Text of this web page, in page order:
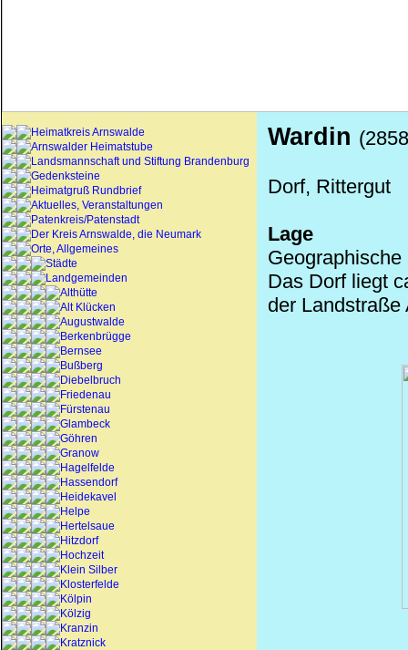
Heimatkreis Arnswalde
Arnswalder Heimatstube
Landsmannschaft und Stiftung Brandenburg
Gedenksteine
Heimatgruß Rundbrief
Aktuelles, Veranstaltungen
Patenkreis/Patenstadt
Der Kreis Arnswalde, die Neumark
Orte, Allgemeines
Städte
Landgemeinden
Althütte
Alt Klücken
Augustwalde
Berkenbrügge
Bernsee
Bußberg
Diebelbruch
Friedenau
Fürstenau
Glambeck
Göhren
Granow
Hagelfelde
Hassendorf
Heidekavel
Helpe
Hertelsaue
Hitzdorf
Hochzeit
Klein Silber
Klosterfelde
Kölpin
Kölzig
Kranzin
Kratznick
Wardin
Dorf, Rittergut
Lage
Geographische
Das Dorf liegt
der